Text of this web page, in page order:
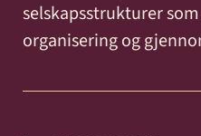
selskapsstrukturer
organisering og